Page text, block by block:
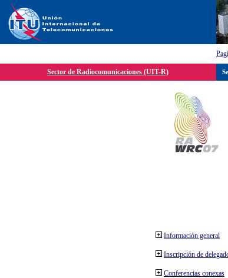
Sector de Radiocomunicaciones (UIT-R)
Información general
Inscripción de
Conferencias conexas